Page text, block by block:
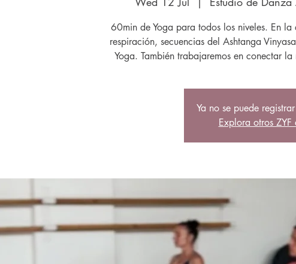
60min de Yoga para todos los niveles. En
respiración, secuencias del Ashtanga
Yoga. También trabajaremos en conectar
Ya no se puede
Explora otros ZYF